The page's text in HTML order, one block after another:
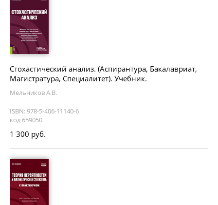
Стохастический анализ. (Аспирантура, Бакалавриат,
Магистратура, Специалитет). Учебник.
Мельников А.В.
ISBN: 978-5-406-11140-6
код 659050
1 300 руб.